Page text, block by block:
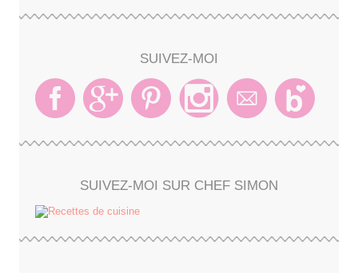
SUIVEZ-MOI
SUIVEZ-MOI SUR CHEF SIMON